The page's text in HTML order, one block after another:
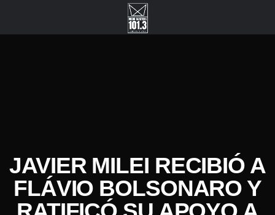
JAVIER MILEI RECIBIÓ A
FLÁVIO BOLSONARO Y